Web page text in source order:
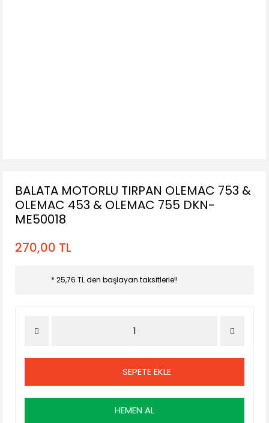
BALATA MOTORLU TIRPAN OLEMAC 753 &
OLEMAC 453 & OLEMAC 755 DKN-
ME50018
270,00 TL
* 25,76 TL den başlayan taksitlerle!!
SEPETE EKLE
HEMEN AL